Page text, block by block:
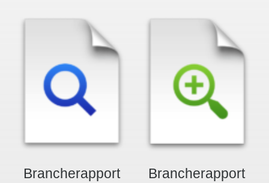
Brancherapport
Brancherapport